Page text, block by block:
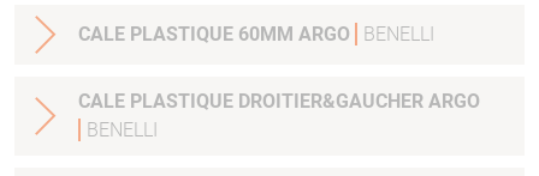
CALE PLASTIQUE 60MM ARGO BENELLI
CALE PLASTIQUE DROITIER&GAUCHER ARGO
BENELLI